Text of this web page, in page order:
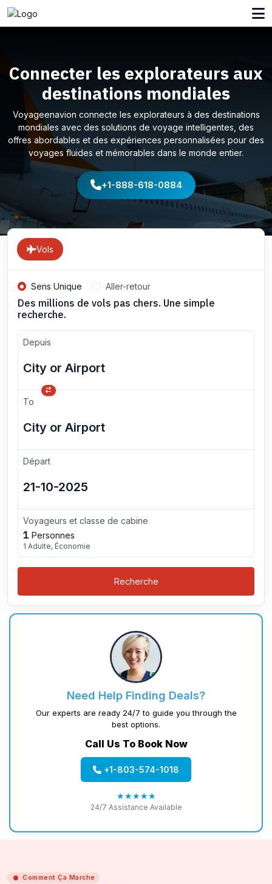
Connecter les explorateurs aux
destinations mondiales
Voyageenavion connecte les explorateurs à des destinations
mondiales avec des solutions de voyage intelligentes, des
offres abordables et des expériences personnalisées pour des
voyages fluides et mémorables dans le monde entier.
+1-888-618-0884
Vols
Sens Unique Aller-retour
Des millions de vols pas chers. Une simple
recherche.
Depuis
To
Départ
Voyageurs et classe de cabine
1 Personnes
1 Adulte, Économie
Recherche
Need Help Finding Deals?
Our experts are ready 24/7 to guide you through the
best options.
Call Us To Book Now
+1-803-574-1018
★★★★★
24/7 Assistance Available
Comment Ça Marche